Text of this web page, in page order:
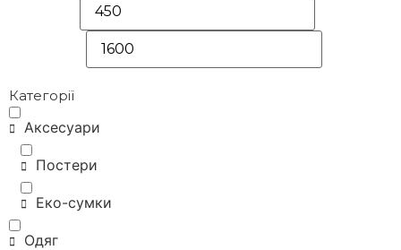
Категорії
Аксесуари
Постери
Еко-сумки
Одяг